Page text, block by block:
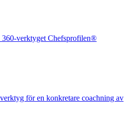
360-verktyget Chefsprofilen®
för en konkretare coachning av